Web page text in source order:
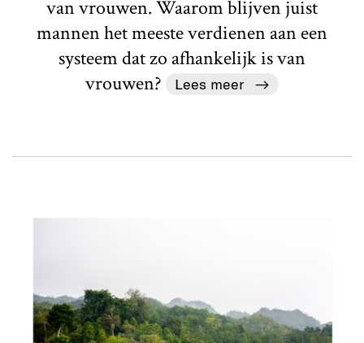
van vrouwen. Waarom blijven juist
mannen het meeste verdienen aan een
systeem dat zo afhankelijk is van
vrouwen?
Lees meer